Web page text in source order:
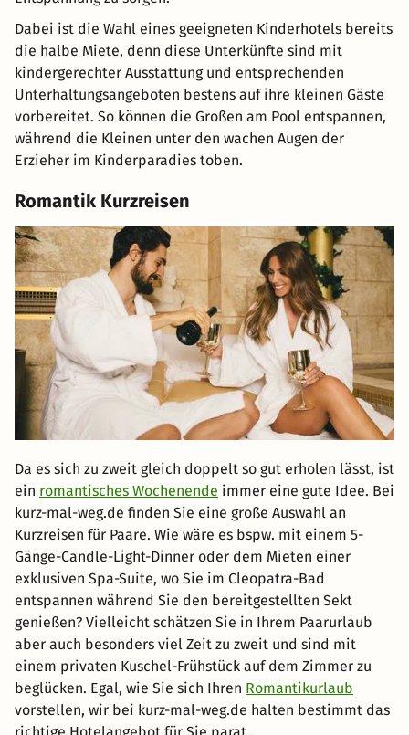
Dabei ist die Wahl eines geeigneten Kinderhotels bereits
die halbe Miete, denn diese Unterkünfte sind mit
kindergerechter Ausstattung und entsprechenden
Unterhaltungsangeboten bestens auf ihre kleinen Gäste
vorbereitet. So können die Großen am Pool entspannen,
während die Kleinen unter den wachen Augen der
Erzieher im Kinderparadies toben.
Romantik Kurzreisen
Da es sich zu zweit gleich doppelt so gut erholen lässt, ist
ein romantisches Wochenende immer eine gute Idee. Bei
kurz-mal-weg.de finden Sie eine große Auswahl an
Kurzreisen für Paare. Wie wäre es bspw. mit einem 5-
Gänge-Candle-Light-Dinner oder dem Mieten einer
exklusiven Spa-Suite, wo Sie im Cleopatra-Bad
entspannen während Sie den bereitgestellten Sekt
genießen? Vielleicht schätzen Sie in Ihrem Paarurlaub
aber auch besonders viel Zeit zu zweit und sind mit
einem privaten Kuschel-Frühstück auf dem Zimmer zu
beglücken. Egal, wie Sie sich Ihren Romantikurlaub
vorstellen, wir bei kurz-mal-weg.de halten bestimmt das